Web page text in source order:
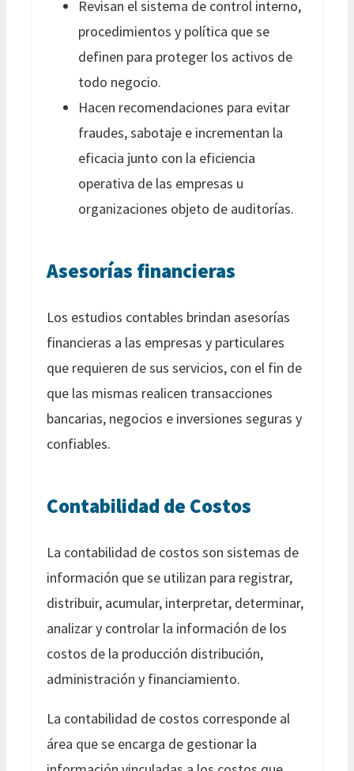
Revisan el sistema de control interno,
procedimientos y política que se
definen para proteger los activos de
todo negocio.
Hacen recomendaciones para evitar
fraudes, sabotaje e incrementan la
eficacia junto con la eficiencia
operativa de las empresas u
organizaciones objeto de auditorías.
Asesorías financieras
Los estudios contables brindan asesorías
financieras a las empresas y particulares
que requieren de sus servicios, con el fin de
que las mismas realicen transacciones
bancarias, negocios e inversiones seguras y
confiables.
Contabilidad de Costos
La contabilidad de costos son sistemas de
información que se utilizan para registrar,
distribuir, acumular, interpretar, determinar,
analizar y controlar la información de los
costos de la producción distribución,
administración y financiamiento.
La contabilidad de costos corresponde al
área que se encarga de gestionar la